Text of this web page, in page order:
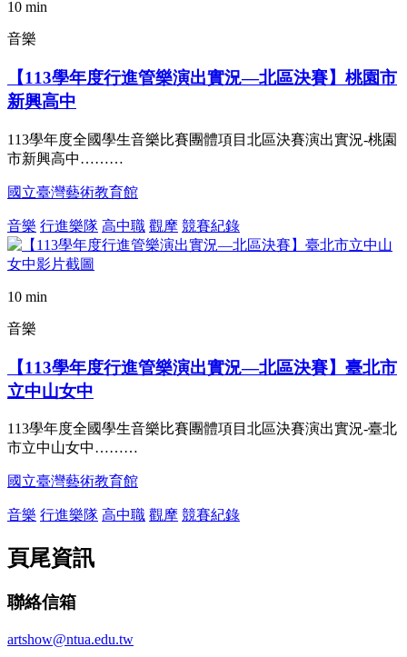
10 min
音樂
【113學年度行進管樂演出實況—北區決賽】桃園市
新興高中
113學年度全國學生音樂比賽團體項目北區決賽演出實況-桃園
市新興高中………
國立臺灣藝術教育館
音樂 行進樂隊 高中職 觀摩 競賽紀錄
10 min
音樂
【113學年度行進管樂演出實況—北區決賽】臺北市
立中山女中
113學年度全國學生音樂比賽團體項目北區決賽演出實況-臺北
市立中山女中………
國立臺灣藝術教育館
音樂 行進樂隊 高中職 觀摩 競賽紀錄
頁尾資訊
聯絡信箱
artshow@ntua.edu.tw